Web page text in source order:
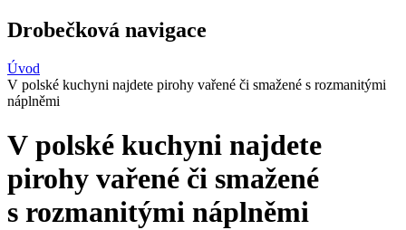
Drobečková navigace
Úvod
V polské kuchyni najdete pirohy vařené či smažené s rozmanitými
náplněmi
V polské kuchyni najdete
pirohy vařené či smažené
s rozmanitými náplněmi